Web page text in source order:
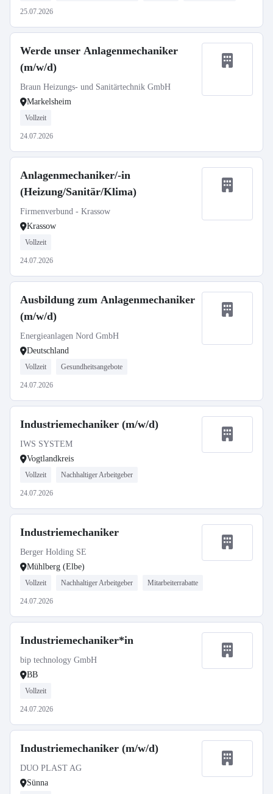
25.07.2026
Werde unser Anlagenmechaniker
(m/w/d)
Braun Heizungs- und Sanitärtechnik GmbH
Markelsheim
Vollzeit
24.07.2026
Anlagenmechaniker/-in
(Heizung/Sanitär/Klima)
Firmenverbund - Krassow
Krassow
Vollzeit
24.07.2026
Ausbildung zum Anlagenmechaniker
(m/w/d)
Energieanlagen Nord GmbH
Deutschland
Vollzeit Gesundheitsangebote
24.07.2026
Industriemechaniker (m/w/d)
IWS SYSTEM
Vogtlandkreis
Vollzeit Nachhaltiger Arbeitgeber
24.07.2026
Industriemechaniker
Berger Holding SE
Mühlberg (Elbe)
Vollzeit Nachhaltiger Arbeitgeber Mitarbeiterrabatte
24.07.2026
Industriemechaniker*in
bip technology GmbH
BB
Vollzeit
24.07.2026
Industriemechaniker (m/w/d)
DUO PLAST AG
Sünna